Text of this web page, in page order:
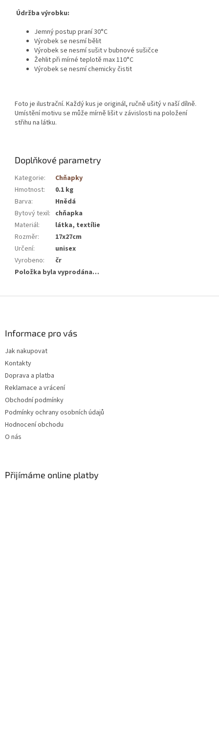
Údržba výrobku:
Jemný postup praní 30°C
Výrobek se nesmí bělit
Výrobek se nesmí sušit v bubnové sušičce
Žehlit při mírné teplotě max 110°C
Výrobek se nesmí chemicky čistit
Foto je ilustrační. Každý kus je originál, ručně ušitý v naší dílně.
Umístění motivu se může mírně lišit v závislosti na položení
střihu na látku.
Doplňkové parametry
Kategorie:
Chňapky
Hmotnost:
0.1 kg
Barva:
Hnědá
Bytový texil: chňapka
Materiál:
látka, textílie
Rozměr:
17x27cm
Určení:
unisex
Vyrobeno:
čr
Položka byla vyprodána…
Informace pro vás
Jak nakupovat
Kontakty
Doprava a platba
Reklamace a vrácení
Obchodní podmínky
Podmínky ochrany osobních údajů
Hodnocení obchodu
O nás
Přijímáme online platby